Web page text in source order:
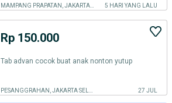
5 HARI YANG LALU
Rp 150.000
Tab advan cocok buat anak nonton yutup
27 JUL